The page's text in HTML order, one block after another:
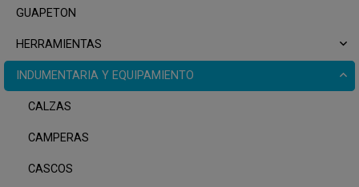
GUAPETON
HERRAMIENTAS
INDUMENTARIA Y EQUIPAMIENTO
CALZAS
CAMPERAS
CASCOS